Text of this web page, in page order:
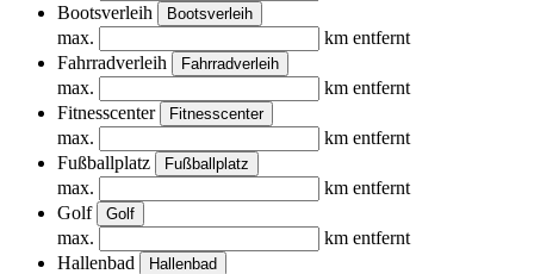
Bootsverleih
Bootsverleih
max.
km entfernt
Fahrradverleih
Fahrradverleih
max.
km entfernt
Fitnesscenter
Fitnesscenter
max.
km entfernt
Fußballplatz
Fußballplatz
max.
km entfernt
Golf
Golf
max.
km entfernt
Hallenbad
Hallenbad